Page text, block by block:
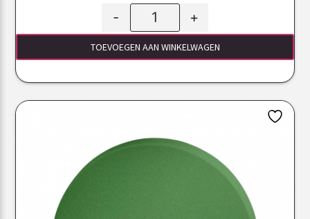
- +
TOEVOEGEN AAN WINKELWAGEN